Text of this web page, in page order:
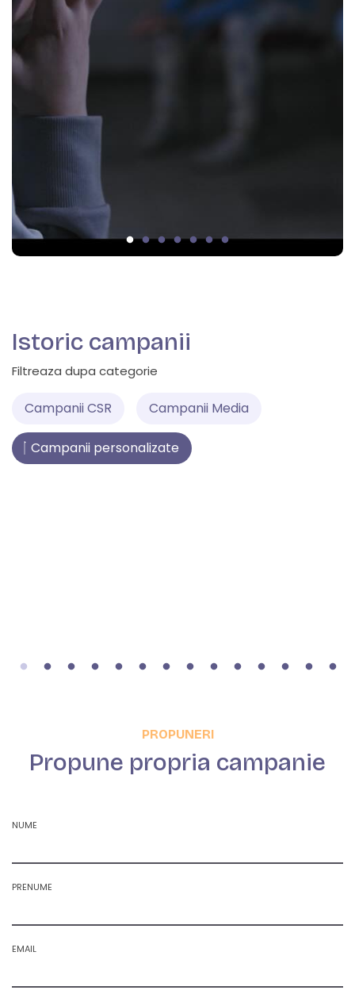
Istoric campanii
Filtreaza dupa categorie
Campanii CSR Campanii Media
Campanii personalizate
Masa care Unește
susține construcția
primului Spital de
PROPUNERI
Propune propria campanie
NUME
PRENUME
EMAIL